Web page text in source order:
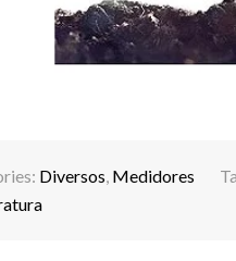
Diversos Medidores